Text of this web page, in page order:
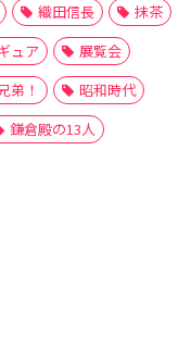
織田信長
抹茶
ュア
展覧会
弟！
昭和時代
鎌倉殿の13人